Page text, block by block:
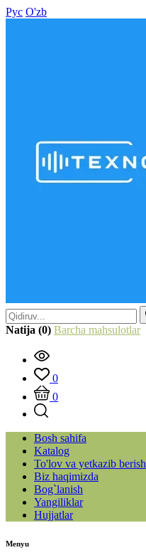
Рус O'zb
Natija (0) Barcha mahsulotlar
0
0
Bosh sahifa
Katalog
To'lov va yetkazib berish
Biz haqimizda
Bog`lanish
Yangiliklar
Hujjatlar
Menyu